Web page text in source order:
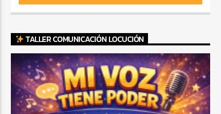
TALLER COMUNICACIÓN LOCUCIÓN